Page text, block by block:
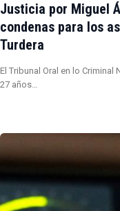
Justicia por Miguel
condenas para los
Turdera
El Tribunal Oral en lo
27 años…